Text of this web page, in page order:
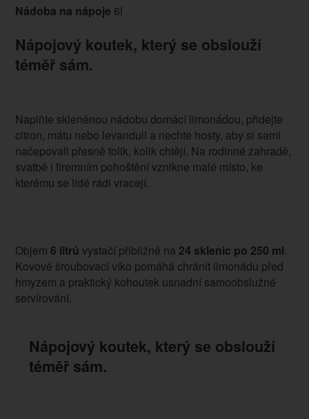
Nádoba na nápoje 6l
Nápojový koutek, který se obslouží
téměř sám.
Naplňte skleněnou nádobu domácí limonádou, přidejte
citron, mátu nebo levanduli a nechte hosty, aby si sami
načepovali přesně tolik, kolik chtějí. Na rodinné zahradě,
svatbě i firemním pohoštění vznikne malé místo, ke
kterému se lidé rádi vracejí.
Objem 6 litrů vystačí přibližně na 24 sklenic po 250 ml.
Kovové šroubovací víko pomáhá chránit limonádu před
hmyzem a praktický kohoutek usnadní samoobslužné
servírování.
Nápojový koutek, který se obslouží
téměř sám.